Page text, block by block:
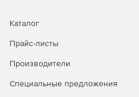
конфигураций
обновление, поддержка
Каталог
Прайс-листы
Производители
Специальные предложения